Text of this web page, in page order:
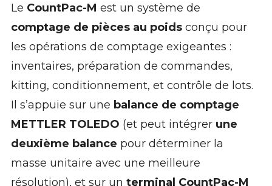
ARTICLES ET ACTUALITÉS
CONTACTEZ-NOUS
Le CountPac-M est un système de
comptage de pièces au poidsconçu pour
les opérations de comptage exigeantes :
inventaires, préparation de commandes,
kitting, conditionnement, et contrôle de lots.
Il s’appuie sur une balance de comptage
METTLER TOLEDO (et peut intégrer une
deuxième balance pour déterminer la
masse unitaire avec une meilleure
résolution), et sur un terminal CountPac-M